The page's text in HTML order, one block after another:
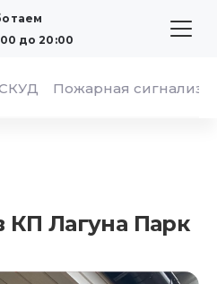
до 20:00
Пожарная
Лагуна Парк